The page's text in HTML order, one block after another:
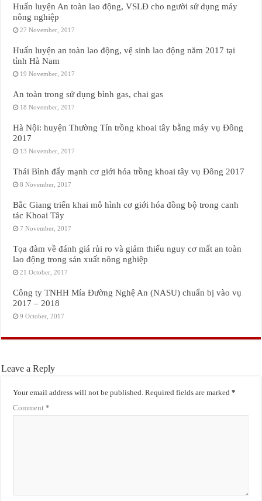
Huấn luyện An toàn lao động, VSLĐ cho người sử dụng máy
nông nghiệp
27 November, 2017
Huấn luyện an toàn lao động, vệ sinh lao động năm 2017 tại
tỉnh Hà Nam
19 November, 2017
An toàn trong sử dụng bình gas, chai gas
18 November, 2017
Hà Nội: huyện Thường Tín trồng khoai tây bằng máy vụ Đông
2017
13 November, 2017
Thái Bình đẩy mạnh cơ giới hóa trồng khoai tây vụ Đông 2017
8 November, 2017
Bắc Giang triển khai mô hình cơ giới hóa đồng bộ trong canh
tác Khoai Tây
7 November, 2017
Tọa đàm về đánh giá rủi ro và giảm thiểu nguy cơ mất an toàn
lao động trong sản xuất nông nghiệp
21 October, 2017
Công ty TNHH Mía Đường Nghệ An (NASU) chuẩn bị vào vụ
2017 – 2018
9 October, 2017
Leave a Reply
Your email address will not be published. Required fields are marked*
Comment*